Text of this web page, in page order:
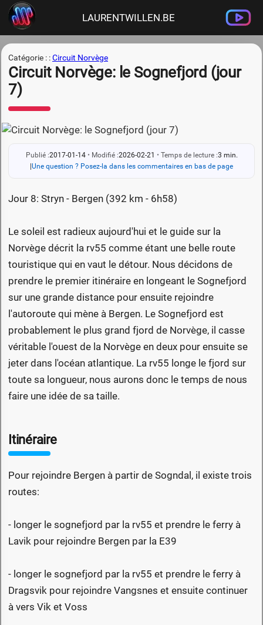
LAURENTWILLEN.BE
Catégorie : :Circuit Norvège
Circuit Norvège: le Sognefjord (jour
7)
Publié :2017-01-14 • Modifié :2026-02-21 • Temps de lecture :3 min.
Une question ? Posez-la dans les commentaires en bas de page
Jour 8: Stryn - Bergen (392 km - 6h58)
Le soleil est radieux aujourd'hui et le guide sur la
Norvège décrit la rv55 comme étant une belle route
touristique qui en vaut le détour. Nous décidons de
prendre le premier itinéraire en longeant le Sognefjord
sur une grande distance pour ensuite rejoindre
l'autoroute qui mène à Bergen. Le Sognefjord est
probablement le plus grand fjord de Norvège, il casse
véritable l'ouest de la Norvège en deux pour ensuite se
jeter dans l'océan atlantique. La rv55 longe le fjord sur
toute sa longueur, nous aurons donc le temps de nous
faire une idée de sa taille.
Itinéraire
Pour rejoindre Bergen à partir de Sogndal, il existe trois
routes:
- longer le sognefjord par la rv55 et prendre le ferry à
Lavik pour rejoindre Bergen par la E39
- longer le sognefjord par la rv55 et prendre le ferry à
Dragsvik pour rejoindre Vangsnes et ensuite continuer
à vers Vik et Voss